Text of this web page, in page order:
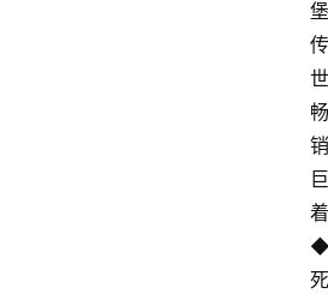
堡
传
世
畅
销
巨
着
死